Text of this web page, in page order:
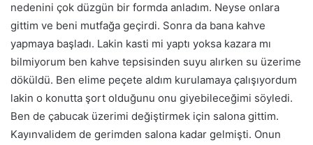
nedenini çok düzgün bir formda anladım. Neyse onlara
gittim ve beni mutfağa geçirdi. Sonra da bana kahve
yapmaya başladı. Lakin kasti mi yaptı yoksa kazara mı
bilmiyorum ben kahve tepsisinden suyu alırken su üzerime
döküldü. Ben elime peçete aldım kurulamaya çalışıyordum
lakin o konutta şort olduğunu onu giyebileceğimi söyledi.
Ben de çabucak üzerimi değiştirmek için salona gittim.
Kayınvalidem de gerimden salona kadar gelmişti. Onun